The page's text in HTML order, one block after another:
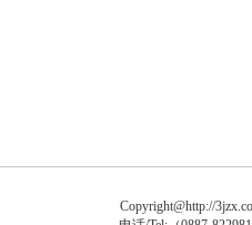
Copyright@http://